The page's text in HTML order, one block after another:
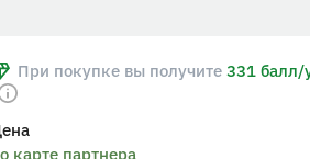
При покупке вы получите 331 балл/
карте партнера